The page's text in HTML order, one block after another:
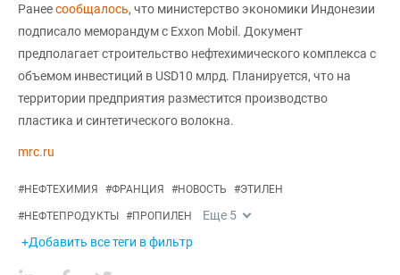
Ранеесообщалось, что министерство экономики Индонезии
подписало меморандум с Exxon Mobil. Документ
предполагает строительство нефтехимического комплекса с
объемом инвестиций в USD10 млрд. Планируется, что на
территории предприятия разместится производство
пластика и синтетического волокна.
mrc.ru
#НЕФТЕХИМИЯ #ФРАНЦИЯ #НОВОСТЬ #ЭТИЛЕН
#НЕФТЕПРОДУКТЫ #ПРОПИЛЕН Еще 5
+Добавить все теги в фильтр